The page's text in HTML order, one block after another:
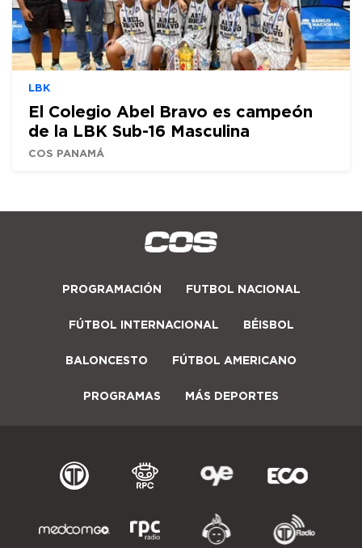
LBK
El Colegio Abel Bravo es campeón
de la LBK Sub-16 Masculina
COS PANAMÁ
PROGRAMACIÓN FUTBOL NACIONAL
FÚTBOL INTERNACIONAL BÉISBOL
BALONCESTO FÚTBOL AMERICANO
PROGRAMAS MÁS DEPORTES